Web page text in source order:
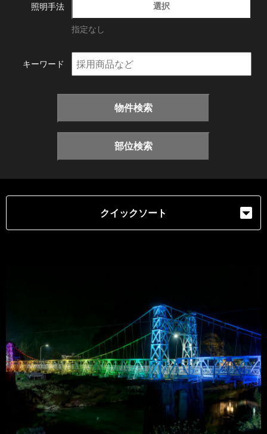
照明手法 選択
指定なし
キーワード
物件検索
部位検索
クイックソート